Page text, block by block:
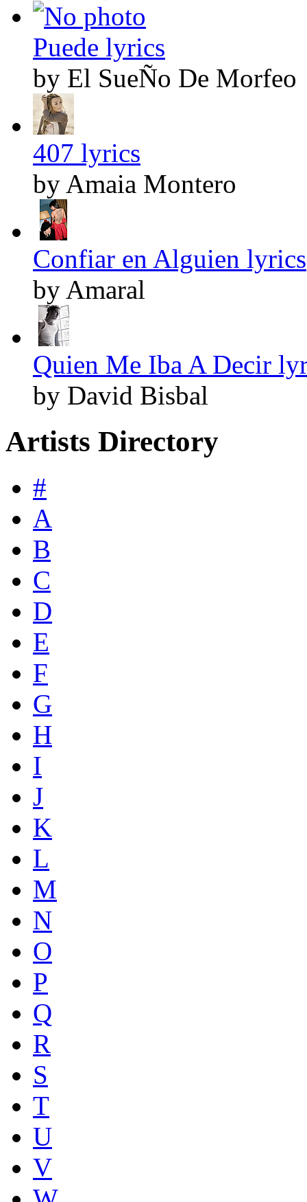
Puede lyrics
by El SueÑo De Morfeo
407 lyrics
by Amaia Montero
Confiar en Alguien lyrics
by Amaral
Quien Me Iba A Decir
by David Bisbal
Artists Directory
#
A
B
C
D
E
F
G
H
I
J
K
L
M
N
O
P
Q
R
S
T
U
V